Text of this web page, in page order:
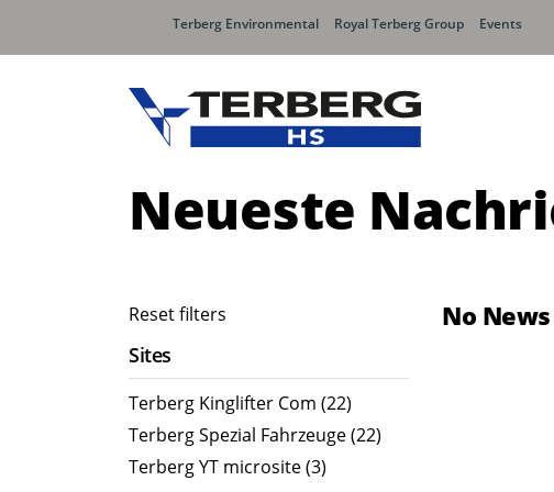
Terberg Environmental Royal Terberg Group Events
Neueste
Reset filters
Sites
Terberg Kinglifter Com (22)
Terberg Spezial Fahrzeuge (22)
Terberg YT microsite (3)
No